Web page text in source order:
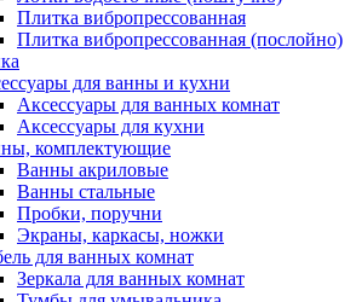
Плитка вибропрессованная
Плитка вибропрессованная (послойно)
для ванны и кухни
Аксессуары для ванных комнат
Аксессуары для кухни
комплектующие
Ванны акриловые
Ванны стальные
Пробки, поручни
Экраны, каркасы, ножки
для ванных комнат
Зеркала для ванных комнат